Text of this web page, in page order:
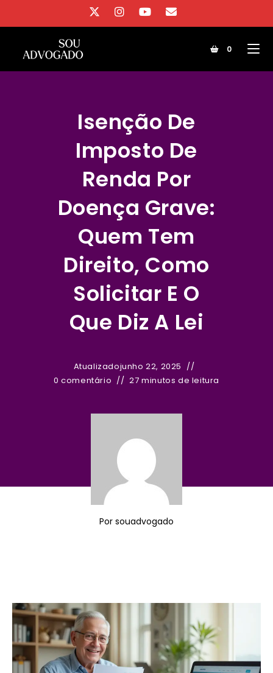
conteúdo
0
Isenção De
Imposto De
Renda Por
Doença Grave:
Quem Tem
Direito, Como
Solicitar E O
Que Diz A Lei
Atualizadojunho 22, 2025
0 comentário
27 minutos de leitura
Por souadvogado